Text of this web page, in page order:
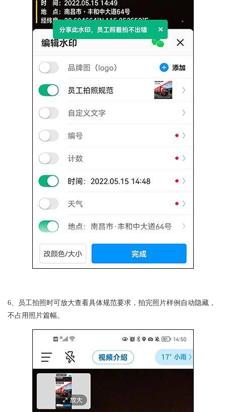
6、员工拍照时可放大查看具体规范要求，拍完照片样例自动隐藏，
不占用照片篇幅。